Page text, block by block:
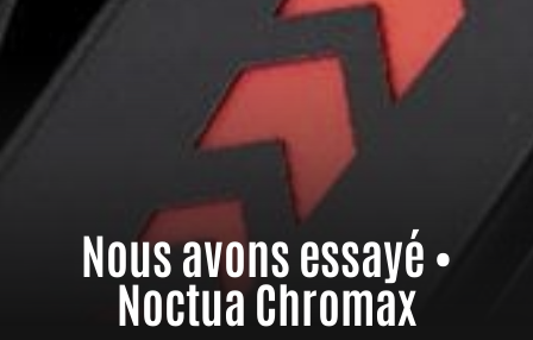
Nous avons essayé •
Noctua Chromax